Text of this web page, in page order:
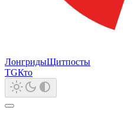
ЛонгридыЩитпосты
TGКто